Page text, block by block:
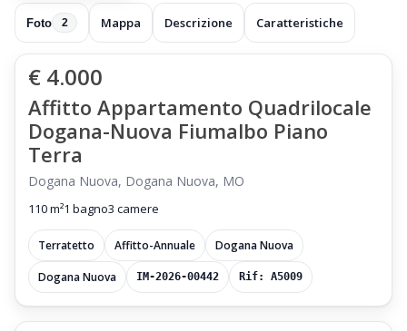
Foto 2 Mappa Descrizione Caratteristiche
€ 4.000
Affitto Appartamento Quadrilocale
Dogana-Nuova Fiumalbo Piano
Terra
Dogana Nuova, Dogana Nuova, MO
110 m²1 bagno3 camere
Terratetto Affitto-Annuale Dogana Nuova
Dogana Nuova IM-2026-00442 Rif: A5009